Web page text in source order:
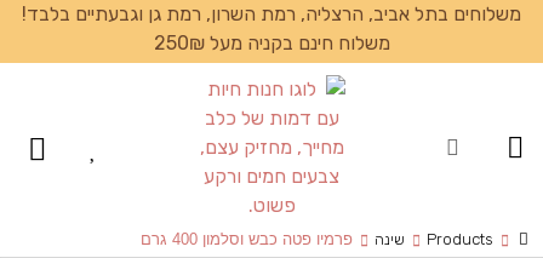
משלוחים בתל אביב, הרצליה, רמת השרון, רמת גן וגבעתיים בלבד!
משלוח חינם בקניה מעל 250₪
Products שינה פרמיו פטה כבש וסלמון 400 גרם